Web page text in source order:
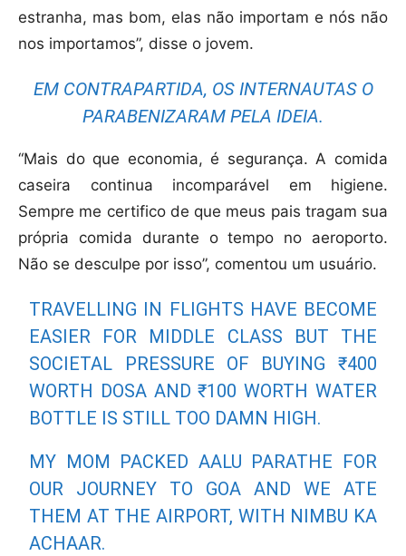
estranha, mas bom, elas não importam e nós não
nos importamos”, disse o jovem.
EM CONTRAPARTIDA, OS INTERNAUTAS O
PARABENIZARAM PELA IDEIA.
“Mais do que economia, é segurança. A comida
caseira continua incomparável em higiene.
Sempre me certifico de que meus pais tragam sua
própria comida durante o tempo no aeroporto.
Não se desculpe por isso”, comentou um usuário.
TRAVELLING IN FLIGHTS HAVE BECOME
EASIER FOR MIDDLE CLASS BUT THE
SOCIETAL PRESSURE OF BUYING ₹400
WORTH DOSA AND ₹100 WORTH WATER
BOTTLE IS STILL TOO DAMN HIGH.
MY MOM PACKED AALU PARATHE FOR
OUR JOURNEY TO GOA AND WE ATE
THEM AT THE AIRPORT, WITH NIMBU KA
ACHAAR.